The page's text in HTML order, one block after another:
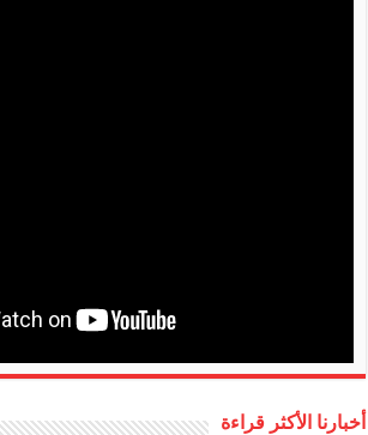
أخبارنا الأكثر قراءة